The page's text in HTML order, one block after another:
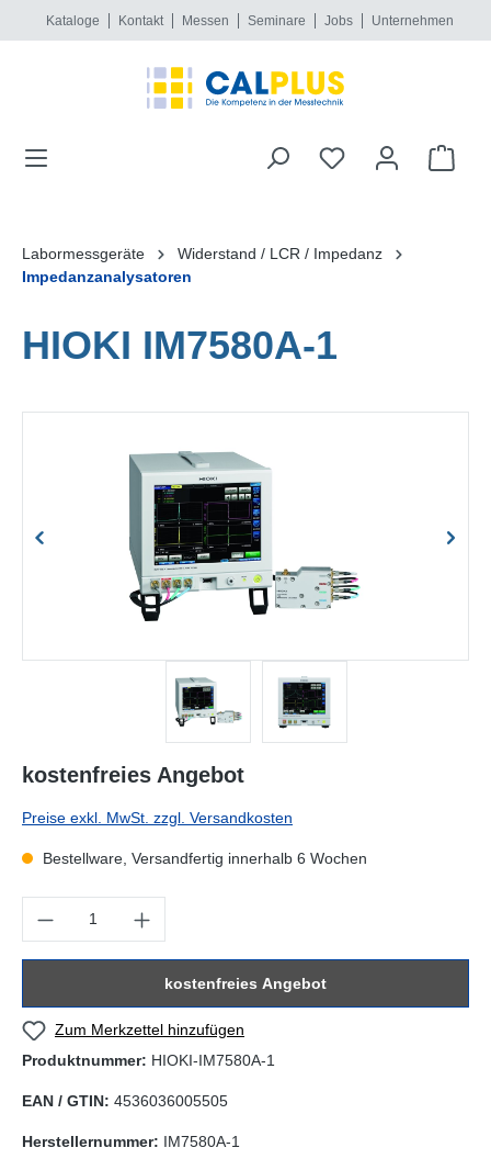
springen
Kataloge Kontakt Messen Seminare Jobs Unternehmen
Labormessgeräte
Widerstand / LCR / Impedanz
Impedanzanalysatoren
HIOKI IM7580A-1
kostenfreies Angebot
Preise exkl. MwSt. zzgl. Versandkosten
Bestellware, Versandfertig innerhalb 6 Wochen
kostenfreies Angebot
Zum Merkzettel hinzufügen
Produktnummer: HIOKI-IM7580A-1
EAN / GTIN: 4536036005505
Herstellernummer: IM7580A-1